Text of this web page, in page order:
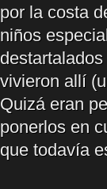
por la costa
niños
vivieron allí
Quizá eran
ponerlos en
que todavía